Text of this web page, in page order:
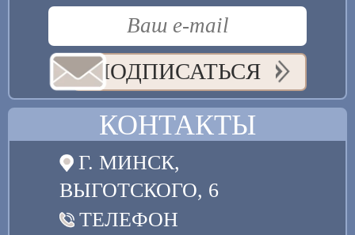
ПОДПИСАТЬСЯ
КОНТАКТЫ
Г. МИНСК,
ВЫГОТСКОГО, 6
ТЕЛЕФОН